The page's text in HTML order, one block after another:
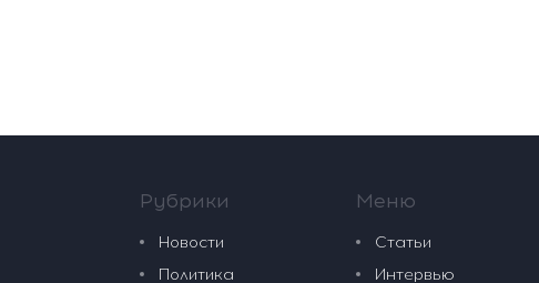
Рубрики
Новости
Политика
Меню
Статьи
Интервью